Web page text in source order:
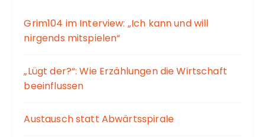
Grim104 im Interview: „Ich kann und will
nirgends mitspielen“
„Lügt der?“: Wie Erzählungen die Wirtschaft
beeinflussen
Austausch statt Abwärtsspirale